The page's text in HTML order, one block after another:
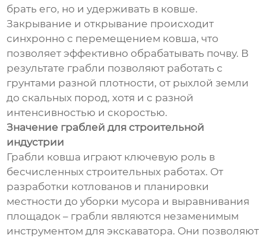
брать его, но и удерживать в ковше.
Закрывание и открывание происходит
синхронно с перемещением ковша, что
позволяет эффективно обрабатывать почву. В
результате грабли позволяют работать с
грунтами разной плотности, от рыхлой земли
до скальных пород, хотя и с разной
интенсивностью и скоростью.
Значение граблей для строительной
индустрии
Грабли ковша играют ключевую роль в
бесчисленных строительных работах. От
разработки котлованов и планировки
местности до уборки мусора и выравнивания
площадок – грабли являются незаменимым
инструментом для экскаватора. Они позволяют